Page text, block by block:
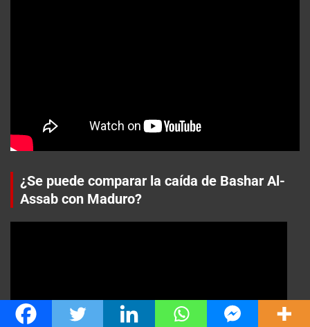
¿Se puede comparar la caída de Bashar Al-
Assab con Maduro?